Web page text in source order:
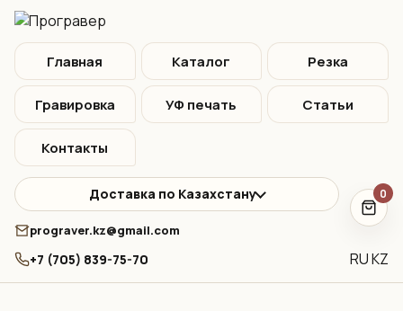
Главная Каталог Резка
Гравировка УФ печать Статьи
Контакты
Доставка по Казахстану
prograver.kz@gmail.com
+7 (705) 839-75-70 RUKZ
0